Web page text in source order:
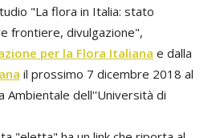
"La flora in Italia: stato
frontiere, divulgazione",
per la Flora Italiana e dalla
il prossimo 7 dicembre 2018 al
Ambientale dell''Università di